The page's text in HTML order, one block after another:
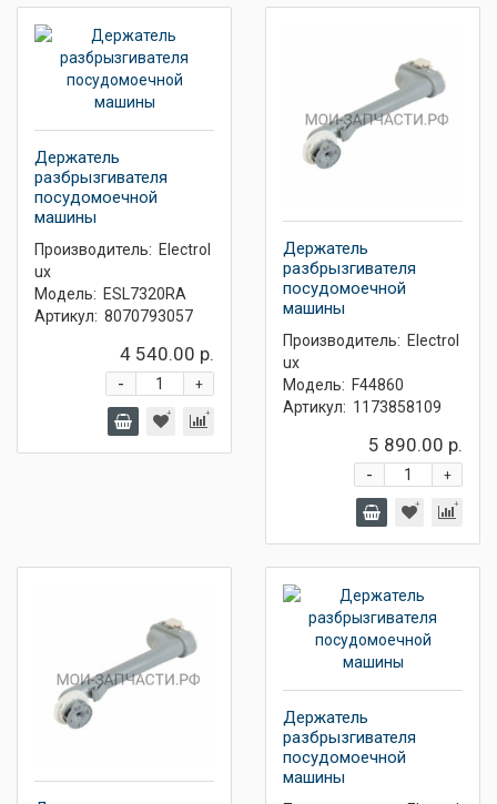
Держатель
разбрызгивателя
посудомоечной
машины
Производитель: Electrol
ux
Модель: ESL7320RA
Артикул: 8070793057
4 540.00 р.
+
-
Держатель
разбрызгивателя
посудомоечной
машины
Производитель: Electrol
ux
Модель: F44860
Артикул: 1173858109
5 890.00 р.
+
-
Держатель
разбрызгивателя
посудомоечной
машины